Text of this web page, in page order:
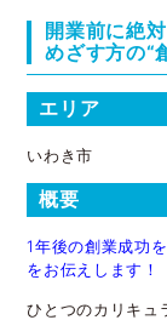
開業前に絶
めざす方の“
エリア
いわき市
概要
1年後の創業成功
をお伝えします！
ひとつのカリキュ